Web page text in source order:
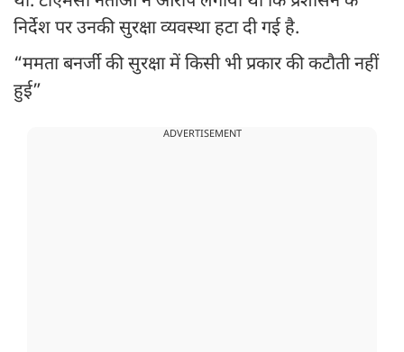
निर्देश पर उनकी सुरक्षा व्यवस्था हटा दी गई है.
“ममता बनर्जी की सुरक्षा में किसी भी प्रकार की कटौती नहीं
हुई”
ADVERTISEMENT